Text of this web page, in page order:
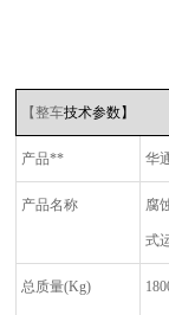
【整车技术参数】
产品** 华
产品名称 腐
式
总质量(Kg)